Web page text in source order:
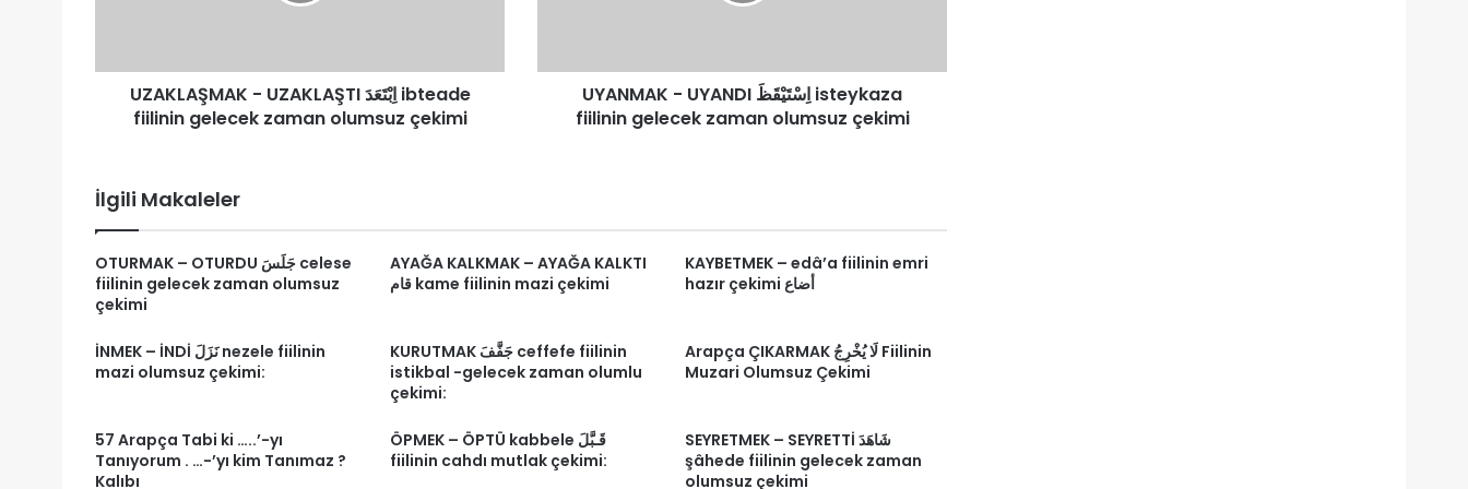
olumsuz
çekimiUZAKLAŞMAK - UZAKLAŞTI اِبْتَعَدَ ibteade
fiilinin gelecek zaman olumsuz çekimi
olumsuz
UYANMAK - UYANDI اِسْتَيْقَظَ isteykaza
fiilinin gelecek zaman olumsuz çekimi
İlgili Makaleler
OTURMAK – OTURDU جَلَسَ celese
fiilinin gelecek zaman olumsuz
çekimi
AYAĞA KALKMAK – AYAĞA KALKTI
قام kame fiilinin mazi çekimi
KAYBETMEK – edâ’a fiilinin emri
hazır çekimi أضاع
İNMEK – İNDİ نَزَلَ nezele fiilinin
mazi olumsuz çekimi:
KURUTMAK جَفَّفَ ceffefe fiilinin
istikbal -gelecek zaman olumlu
çekimi:
Arapça ÇIKARMAK لَا يُخْرِجُ Fiilinin
Muzari Olumsuz Çekimi
57 Arapça Tabi ki …..’-yı
Tanıyorum . …-’yı kim Tanımaz ?
Kalıbı
ÖPMEK – ÖPTÜ kabbele قَـبَّلَ
fiilinin cahdı mutlak çekimi:
SEYRETMEK – SEYRETTİ شَاهَدَ
şâhede fiilinin gelecek zaman
olumsuz çekimi